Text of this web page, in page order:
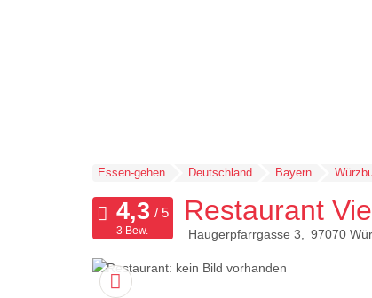
Essen-gehen Deutschland Bayern
Restaurant
Haugerpfarrgasse 3 97070
3 Bew.